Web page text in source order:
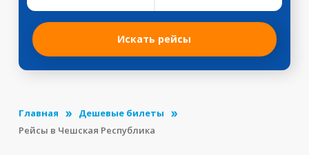
Искать рейсы
Главная
Дешевые билеты
Рейсы в Чешская Республика